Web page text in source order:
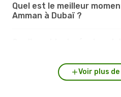
Quel est le meilleur
Amman à Dubaï ?
Voir plus